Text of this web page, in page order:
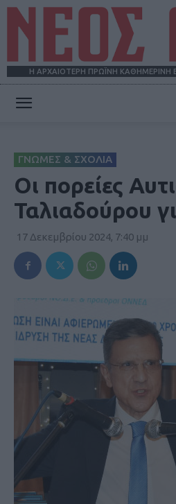
Η ΑΡΧΑΙΟΤΕΡΗ ΠΡΩΪΝΗ ΚΑΘΗΜΕΡΙΝΗ
ΓΝΩΜΕΣ & ΣΧΟΛΙΑ
Οι πορείες
Ταλιαδούρου
17 Δεκεμβρίου 2024, 7:40 μμ